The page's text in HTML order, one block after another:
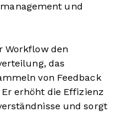
und
Workflow den
das
von Feedback
erhöht die Effizienz
und sorgt